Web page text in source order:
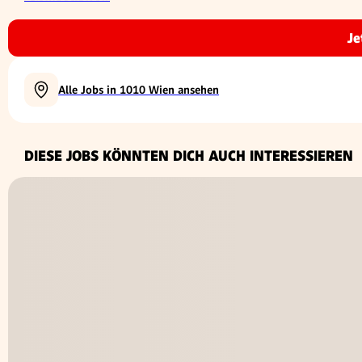
Alle Jobs in 1010 Wien ansehen
DIESE JOBS KÖNNTEN DICH AUCH INTERESSIEREN